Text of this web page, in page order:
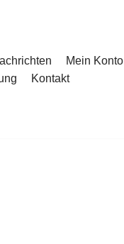
Mein Konto
Kontakt